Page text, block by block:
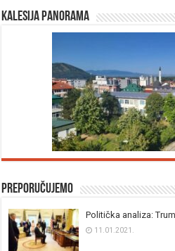
Kalesija panorama
Preporučujemo
Politička analiza:
11.01.2021.